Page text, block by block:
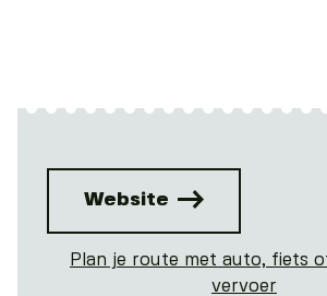
Website
Plan je route met auto, fiets
vervoer